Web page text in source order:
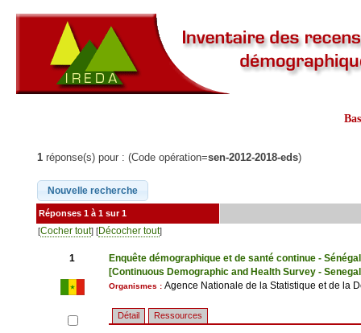
1 réponse(s) pour : (Code opération=sen-2012-2018-eds)
Réponses 1 à 1 sur 1
[Cocher tout] [Décocher tout]
1
Enquête démographique et de santé continue -
[Continuous Demographic and Health Survey -
Organismes : Agence Nationale de la Statistique et de la
Détail Ressources